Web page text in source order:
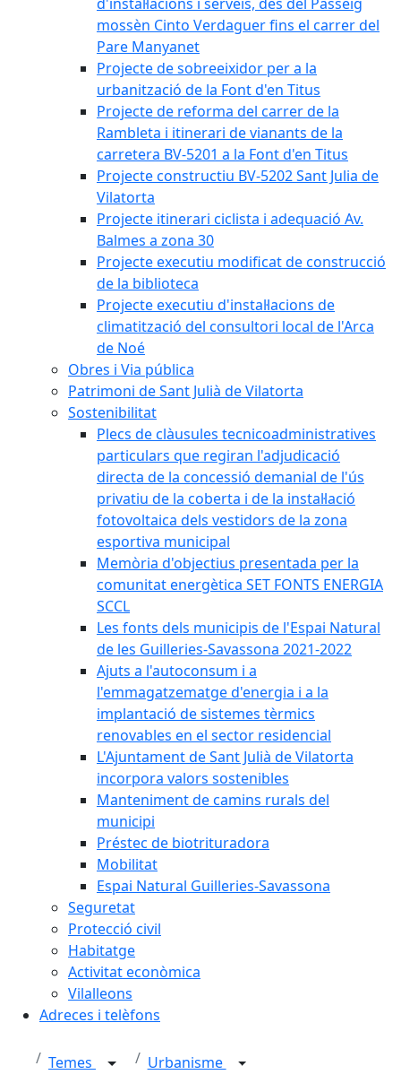
mossèn Cinto Verdaguer fins el carrer del
Pare Manyanet
Projecte de sobreeixidor per a la
urbanització de la Font d'en Titus
Projecte de reforma del carrer de la
Rambleta i itinerari de vianants de la
carretera BV-5201 a la Font d'en Titus
Projecte constructiu BV-5202 Sant Julia de
Vilatorta
Projecte itinerari ciclista i adequació Av.
Balmes a zona 30
Projecte executiu modificat de construcció
de la biblioteca
Projecte executiu d'instal·lacions de
climatització del consultori local de l'Arca
de Noé
Obres i Via pública
Patrimoni de Sant Julià de Vilatorta
Sostenibilitat
Plecs de clàusules tecnicoadministratives
particulars que regiran l'adjudicació
directa de la concessió demanial de l'ús
privatiu de la coberta i de la instal·lació
fotovoltaica dels vestidors de la zona
esportiva municipal
Memòria d'objectius presentada per la
comunitat energètica SET FONTS ENERGIA
SCCL
Les fonts dels municipis de l'Espai Natural
de les Guilleries-Savassona 2021-2022
Ajuts a l'autoconsum i a
l'emmagatzematge d'energia i a la
implantació de sistemes tèrmics
renovables en el sector residencial
L'Ajuntament de Sant Julià de Vilatorta
incorpora valors sostenibles
Manteniment de camins rurals del
municipi
Préstec de biotrituradora
Mobilitat
Espai Natural Guilleries-Savassona
Seguretat
Protecció civil
Habitatge
Activitat econòmica
Vilalleons
Adreces i telèfons
Temes Urbanisme